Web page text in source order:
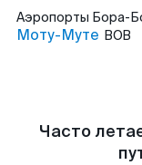
Аэропорты Бора-
Моту-Муте BOB
Часто